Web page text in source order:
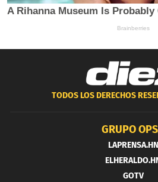
TODOS LOS DERECHOS
GRUPO
LAPRENSA.HN
GOTV